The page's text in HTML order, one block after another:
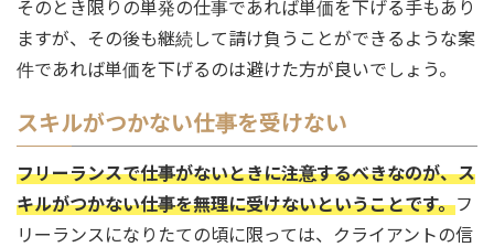
そのとき限りの単発の仕事であれば単価を下げる手もあり
ますが、その後も継続して請け負うことができるような案
件であれば単価を下げるのは避けた方が良いでしょう。
スキルがつかない仕事を受けない
フリーランスで仕事がないときに注意するべきなのが、ス
キルがつかない仕事を無理に受けないということです。フ
リーランスになりたての頃に限っては、クライアントの信